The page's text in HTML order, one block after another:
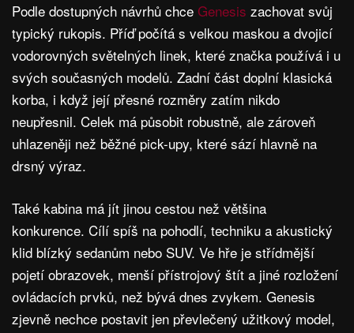
Podle dostupných návrhů chce Genesis zachovat svůj
typický rukopis. Příď počítá s velkou maskou a dvojicí
vodorovných světelných linek, které značka používá i u
svých současných modelů. Zadní část doplní klasická
korba, i když její přesné rozměry zatím nikdo
neupřesnil. Celek má působit robustně, ale zároveň
uhlazeněji než běžné pick-upy, které sází hlavně na
drsný výraz.
Také kabina má jít jinou cestou než většina
konkurence. Cílí spíš na pohodlí, techniku a akustický
klid blízký sedanům nebo SUV. Ve hře je střídmější
pojetí obrazovek, menší přístrojový štít a jiné rozložení
ovládacích prvků, než bývá dnes zvykem. Genesis
zjevně nechce postavit jen převlečený užitkový model,